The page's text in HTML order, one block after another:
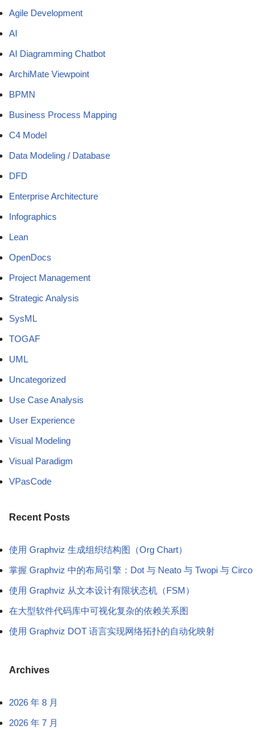
Agile Development
AI
AI Diagramming Chatbot
ArchiMate Viewpoint
BPMN
Business Process Mapping
C4 Model
Data Modeling / Database
DFD
Enterprise Architecture
Infographics
Lean
OpenDocs
Project Management
Strategic Analysis
SysML
TOGAF
UML
Uncategorized
Use Case Analysis
User Experience
Visual Modeling
Visual Paradigm
VPasCode
Recent Posts
使用 Graphviz 生成组织结构图（Org Chart）
掌握 Graphviz 中的布局引擎：Dot 与 Neato 与 Twopi 与 Circo
使用 Graphviz 从文本设计有限状态机（FSM）
在大型软件代码库中可视化复杂的依赖关系图
使用 Graphviz DOT 语言实现网络拓扑的自动化映射
Archives
2026 年 8 月
2026 年 7 月